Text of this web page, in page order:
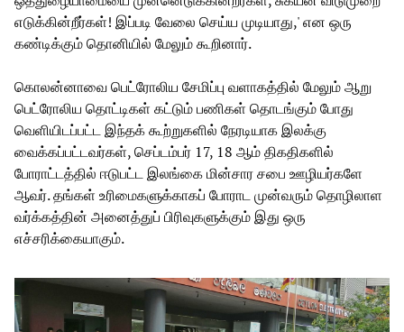
எடுக்கின்றீர்கள்! இப்படி வேலை செய்ய முடியாது,' என ஒரு
கண்டிக்கும் தொனியில் மேலும் கூறினார்.
கொலன்னாவை பெட்ரோலிய சேமிப்பு வளாகத்தில் மேலும் ஆறு
பெட்ரோலிய தொட்டிகள் கட்டும் பணிகள் தொடங்கும் போது
வெளியிடப்பட்ட இந்தக் கூற்றுகளில் நேரடியாக இலக்கு
வைக்கப்பட்டவர்கள், செப்டம்பர் 17, 18 ஆம் திகதிகளில்
போராட்டத்தில் ஈடுபட்ட இலங்கை மின்சார சபை ஊழியர்களே
ஆவர். தங்கள் உரிமைகளுக்காகப் போராட முன்வரும் தொழிலாள
வர்க்கத்தின் அனைத்துப் பிரிவுகளுக்கும் இது ஒரு
எச்சரிக்கையாகும்.